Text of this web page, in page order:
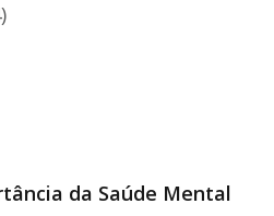
da Saúde Mental